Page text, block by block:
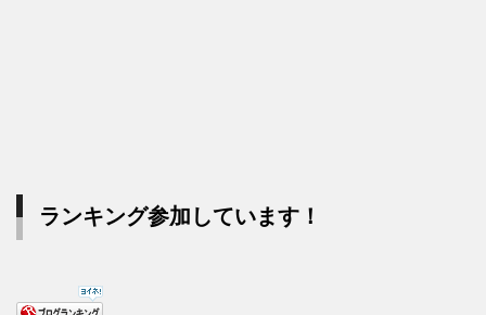
ランキング参加しています！